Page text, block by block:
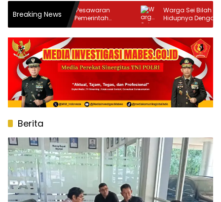
Breaking News
Warga Sei Bilah Tega Mengakhiri
Hidupnya Dengan Seutas Tali
Berita